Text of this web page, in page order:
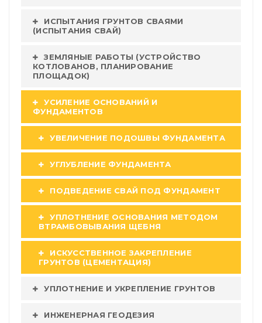
ИСПЫТАНИЯ ГРУНТОВ СВАЯМИ
(ИСПЫТАНИЯ СВАЙ)
ЗЕМЛЯНЫЕ РАБОТЫ (УСТРОЙСТВО
КОТЛОВАНОВ, ПЛАНИРОВАНИЕ
ПЛОЩАДОК)
УСИЛЕНИЕ ОСНОВАНИЙ И
ФУНДАМЕНТОВ
УВЕЛИЧЕНИЕ ПОДОШВЫ ФУНДАМЕНТА
УГЛУБЛЕНИЕ ФУНДАМЕНТА
ПОДВЕДЕНИЕ СВАЙ ПОД ФУНДАМЕНТ
УПЛОТНЕНИЕ ОСНОВАНИЯ МЕТОДОМ
ВТРАМБОВЫВАНИЯ ЩЕБНЯ
ИСКУССТВЕННОЕ ЗАКРЕПЛЕНИЕ
ГРУНТОВ (ЦЕМЕНТАЦИЯ)
УПЛОТНЕНИЕ И УКРЕПЛЕНИЕ ГРУНТОВ
ИНЖЕНЕРНАЯ ГЕОДЕЗИЯ